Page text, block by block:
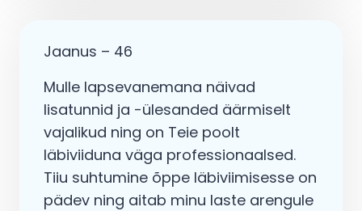
Jaanus – 46
Mulle lapsevanemana näivad
lisatunnid ja -ülesanded äärmiselt
vajalikud ning on Teie poolt
läbiviiduna väga professionaalsed.
Tiiu suhtumine õppe läbiviimisesse on
pädev ning aitab minu laste arengule